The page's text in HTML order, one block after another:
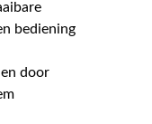
bediening
door